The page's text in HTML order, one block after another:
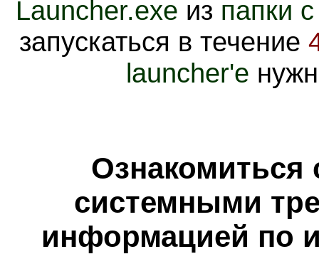
Launcher.exe из папки
запускаться в течение
launcher'е
Ознакомиться
системными
информацией по